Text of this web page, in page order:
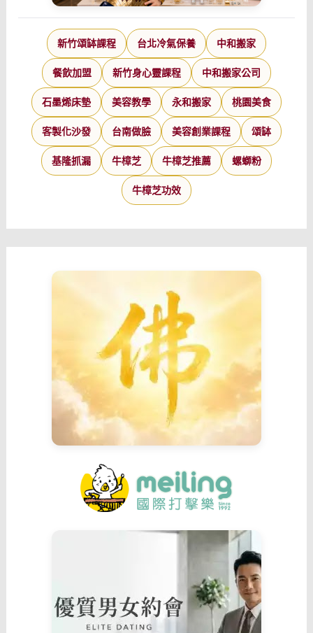
新竹頌缽課程 台北冷氣保養 中和搬家
餐飲加盟 新竹身心靈課程 中和搬家公司
石墨烯床墊 美容教學 永和搬家 桃園美食
客製化沙發 台南做臉 美容創業課程 頌缽
基隆抓漏 牛樟芝 牛樟芝推薦 螺螄粉
牛樟芝功效